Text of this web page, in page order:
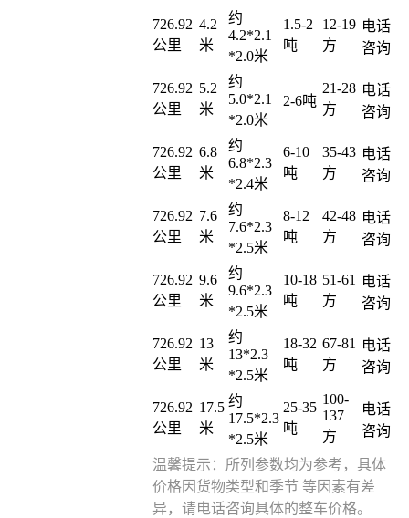
726.92
公里
4.2
米
约
4.2*2.1
*2.0米
1.5-2
吨
12-19
方
电话
咨询
726.92
公里
5.2
米
约
5.0*2.1
*2.0米
2-6吨
21-28
方
电话
咨询
726.92
公里
6.8
米
约
6.8*2.3
*2.4米
6-10
吨
35-43
方
电话
咨询
726.92
公里
7.6
米
约
7.6*2.3
*2.5米
8-12
吨
42-48
方
电话
咨询
726.92
公里
9.6
米
约
9.6*2.3
*2.5米
10-18
吨
51-61
方
电话
咨询
726.92
公里
13
米
约
13*2.3
*2.5米
18-32
吨
67-81
方
电话
咨询
726.92
公里
17.5
米
约
17.5*2.3
*2.5米
25-35
吨
100-
137
方
电话
咨询
温馨提示：所列参数均为参考，具体
价格因货物类型和季节 等因素有差
异，请电话咨询具体的整车价格。